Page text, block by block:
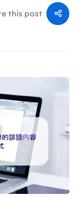
實戰經驗、法律
戲規則完整拆開來
YouTube 影片。
他把品牌的經典
配上「這杯喝下
包廂」字幕，並
」。品牌全公司
知書，一口氣向
即下架。 YouTu
本以為事情落
變成「我被ＸＸ
this post